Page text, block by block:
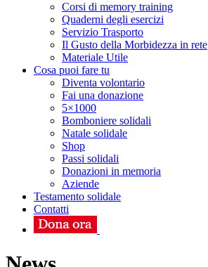
Corsi di memory training
Quaderni degli esercizi
Servizio Trasporto
Il Gusto della Morbidezza in rete
Materiale Utile
Cosa puoi fare tu
Diventa volontario
Fai una donazione
5×1000
Bomboniere solidali
Natale solidale
Shop
Passi solidali
Donazioni in memoria
Aziende
Testamento solidale
Contatti